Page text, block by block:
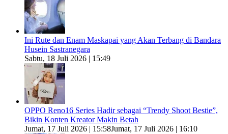
Ini Rute dan Enam Maskapai yang Akan Terbang di Bandara
Husein Sastranegara
Sabtu, 18 Juli 2026 | 15:49
OPPO Reno16 Series Hadir sebagai “Trendy Shoot Bestie”,
Bikin Konten Kreator Makin Betah
Jumat, 17 Juli 2026 | 15:58Jumat, 17 Juli 2026 | 16:10